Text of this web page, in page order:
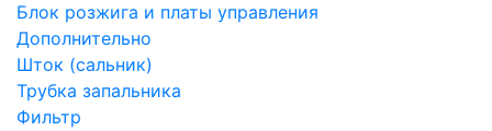
Блок розжига и платы управления
Дополнительно
Шток (сальник)
Трубка запальника
Фильтр